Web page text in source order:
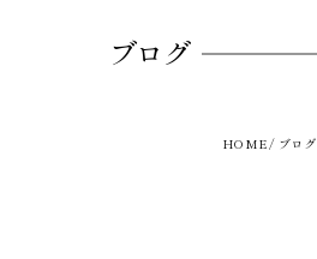
ブログ
HOME ブログ